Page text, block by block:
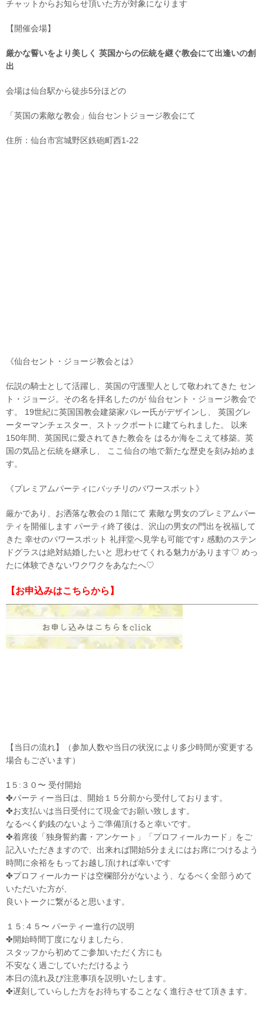
チャットからお知らせ頂いた方が対象になります
【開催会場】
厳かな誓いをより美しく 英国からの伝統を継ぐ教会にて出逢いの創
出
会場は仙台駅から徒歩5分ほどの
「英国の素敵な教会」仙台セントジョージ教会にて
住所：仙台市宮城野区鉄砲町西1-22
《仙台セント・ジョージ教会とは》
伝説の騎士として活躍し、英国の守護聖人として敬われてきた セン
ト・ジョージ。その名を拝名したのが 仙台セント・ジョージ教会で
す。 19世紀に英国国教会建築家パレー氏がデザインし、 英国グレ
ーターマンチェスター、ストックポートに建てられました。 以来
150年間、英国民に愛されてきた教会を はるか海をこえて移築。英
国の気品と伝統を継承し、 ここ仙台の地で新たな歴史を刻み始めま
す。
《プレミアムパーティにバッチリのパワースポット》
厳かであり、お洒落な教会の１階にて 素敵な男女のプレミアムパー
ティを開催します パーティ終了後は、沢山の男女の門出を祝福して
きた 幸せのパワースポット 礼拝堂へ見学も可能です♪ 感動のステン
ドグラスは絶対結婚したいと 思わせてくれる魅力があります♡ めっ
たに体験できないワクワクをあなたへ♡
【お申込みはこちらから】
【当日の流れ】（参加人数や当日の状況により多少時間が変更する
場合もございます）
1５:３０〜 受付開始
✤パーティー当日は、開始１５分前から受付しております。
✤お支払いは当日受付にて現金でお願い致します。
なるべく釣銭のないようご準備頂けると幸いです。
✤着席後「独身誓約書・アンケート」「プロフィールカード」をご
記入いただきますので、出来れば開始5分まえにはお席につけるよう
時間に余裕をもってお越し頂ければ幸いです
✤プロフィールカードは空欄部分がないよう、なるべく全部うめて
いただいた方が、
良いトークに繋がると思います。
１５:４５〜 パーティー進行の説明
✤開始時間丁度になりましたら、
スタッフから初めてご参加いただく方にも
不安なく過ごしていただけるよう
本日の流れ及び注意事項を説明いたします。
✤遅刻していらした方をお待ちすることなく進行させて頂きます。